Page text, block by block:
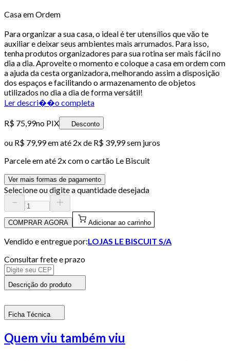
Casa em Ordem
Para organizar a sua casa, o ideal é ter utensílios que vão te
auxiliar e deixar seus ambientes mais arrumados. Para isso,
tenha produtos organizadores para sua rotina ser mais fácil no
dia a dia. Aproveite o momento e coloque a casa em ordem com
a ajuda da cesta organizadora, melhorando assim a disposição
dos espaços e facilitando o armazenamento de objetos
utilizados no dia a dia de forma versátil!
Ler descri��o completa
R$ 75,99no PIX Desconto
ou R$ 79,99em até 2x de R$ 39,99 sem juros
Parcele em até 2x com o cartão Le Biscuit
Ver mais formas de pagamento
Selecione ou digite a quantidade desejada
COMPRAR AGORA Adicionar ao carrinho
Vendido e entregue por:LOJAS LE BISCUIT S/A
Consultar frete e prazo
Descrição do produto
Ficha Técnica
Quem viu também viu